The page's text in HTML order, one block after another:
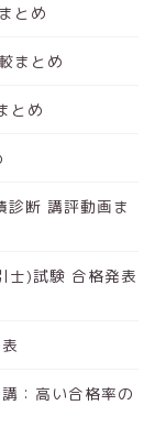
とめ
まとめ
とめ
診断 講評動画ま
士)試験 合格発表
：高い合格率の